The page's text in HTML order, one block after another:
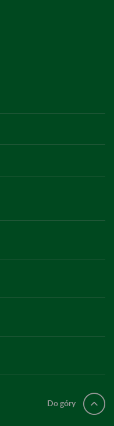
Do góry